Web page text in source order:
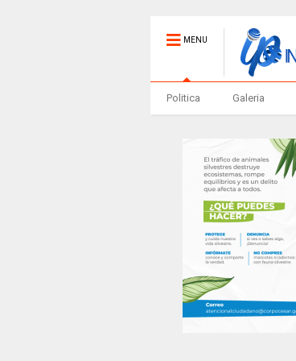
MENU
Politica Galeria